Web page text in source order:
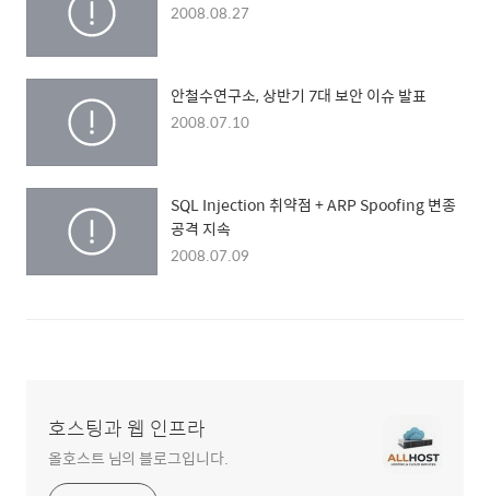
2008.08.27
안철수연구소, 상반기 7대 보안 이슈 발표
2008.07.10
SQL Injection 취약점 + ARP Spoofing 변종
공격 지속
2008.07.09
호스팅과 웹 인프라
올호스트 님의 블로그입니다.